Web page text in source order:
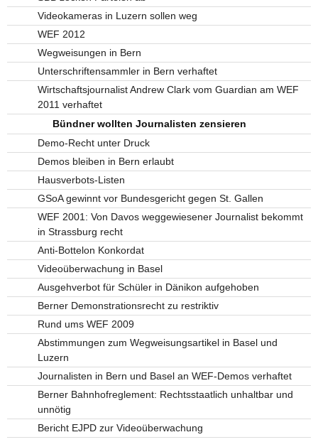
Videokameras in Luzern sollen weg
WEF 2012
Wegweisungen in Bern
Unterschriftensammler in Bern verhaftet
Wirtschaftsjournalist Andrew Clark vom Guardian am WEF
2011 verhaftet
Bündner wollten Journalisten zensieren
Demo-Recht unter Druck
Demos bleiben in Bern erlaubt
Hausverbots-Listen
GSoA gewinnt vor Bundesgericht gegen St. Gallen
WEF 2001: Von Davos weggewiesener Journalist bekommt
in Strassburg recht
Anti-Bottelon Konkordat
Videoüberwachung in Basel
Ausgehverbot für Schüler in Dänikon aufgehoben
Berner Demonstrationsrecht zu restriktiv
Rund ums WEF 2009
Abstimmungen zum Wegweisungsartikel in Basel und
Luzern
Journalisten in Bern und Basel an WEF-Demos verhaftet
Berner Bahnhofreglement: Rechtsstaatlich unhaltbar und
unnötig
Bericht EJPD zur Videoüberwachung